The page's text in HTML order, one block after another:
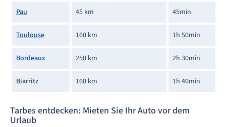
Pau 45 km 45min
Toulouse 160 km 1h 50min
Bordeaux 250 km 2h 30min
Biarritz 160 km 1h 40min
Tarbes entdecken: Mieten Sie Ihr Auto vor dem
Urlaub